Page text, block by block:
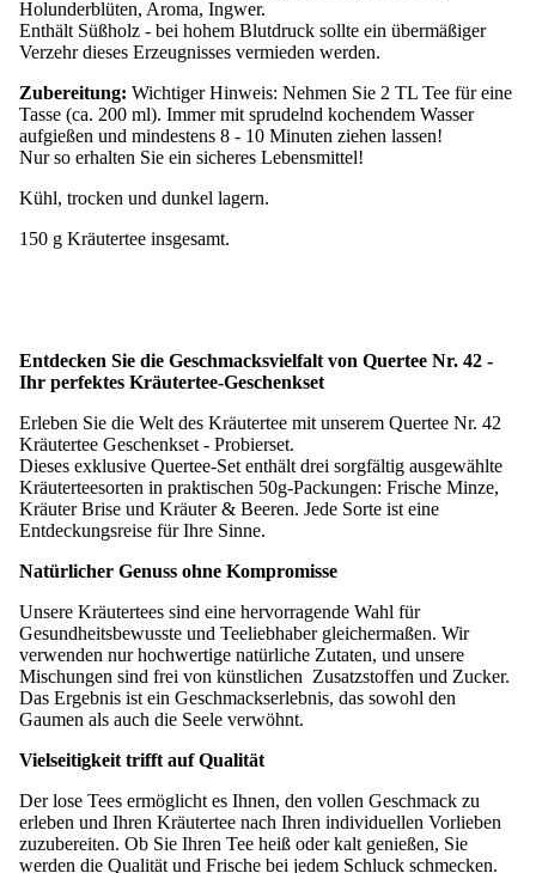
Holunderblüten, Aroma, Ingwer.
Enthält Süßholz - bei hohem Blutdruck sollte ein übermäßiger
Verzehr dieses Erzeugnisses vermieden werden.
Zubereitung: Wichtiger Hinweis: Nehmen Sie 2 TL Tee für eine
Tasse (ca. 200 ml). Immer mit sprudelnd kochendem Wasser
aufgießen und mindestens 8 - 10 Minuten ziehen lassen!
Nur so erhalten Sie ein sicheres Lebensmittel!
Kühl, trocken und dunkel lagern.
150 g Kräutertee insgesamt.
Entdecken Sie die Geschmacksvielfalt von Quertee Nr. 42 -
Ihr perfektes Kräutertee-Geschenkset
Erleben Sie die Welt des Kräutertee mit unserem Quertee Nr. 42
Kräutertee Geschenkset - Probierset.
Dieses exklusive Quertee-Set enthält drei sorgfältig ausgewählte
Kräuterteesorten in praktischen 50g-Packungen: Frische Minze,
Kräuter Brise und Kräuter & Beeren. Jede Sorte ist eine
Entdeckungsreise für Ihre Sinne.
Natürlicher Genuss ohne Kompromisse
Unsere Kräutertees sind eine hervorragende Wahl für
Gesundheitsbewusste und Teeliebhaber gleichermaßen. Wir
verwenden nur hochwertige natürliche Zutaten, und unsere
Mischungen sind frei von künstlichen Zusatzstoffen und Zucker.
Das Ergebnis ist ein Geschmackserlebnis, das sowohl den
Gaumen als auch die Seele verwöhnt.
Vielseitigkeit trifft auf Qualität
Der lose Tees ermöglicht es Ihnen, den vollen Geschmack zu
erleben und Ihren Kräutertee nach Ihren individuellen Vorlieben
zuzubereiten. Ob Sie Ihren Tee heiß oder kalt genießen, Sie
werden die Qualität und Frische bei jedem Schluck schmecken.